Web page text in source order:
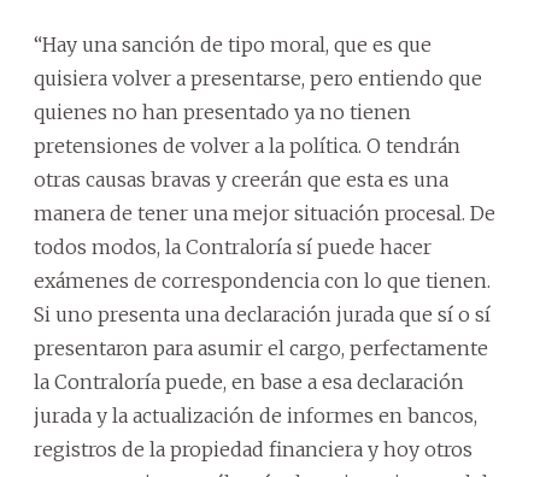
“Hay una sanción de tipo moral, que es que
quisiera volver a presentarse, pero entiendo que
quienes no han presentado ya no tienen
pretensiones de volver a la política. O tendrán
otras causas bravas y creerán que esta es una
manera de tener una mejor situación procesal. De
todos modos, la Contraloría sí puede hacer
exámenes de correspondencia con lo que tienen.
Si uno presenta una declaración jurada que sí o sí
presentaron para asumir el cargo, perfectamente
la Contraloría puede, en base a esa declaración
jurada y la actualización de informes en bancos,
registros de la propiedad financiera y hoy otros